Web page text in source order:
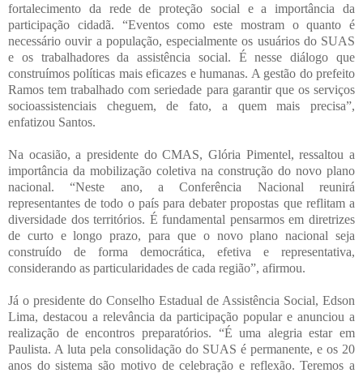
fortalecimento da rede de proteção social e a importância da
participação cidadã. “Eventos como este mostram o quanto é
necessário ouvir a população, especialmente os usuários do SUAS
e os trabalhadores da assistência social. É nesse diálogo que
construímos políticas mais eficazes e humanas. A gestão do prefeito
Ramos tem trabalhado com seriedade para garantir que os serviços
socioassistenciais cheguem, de fato, a quem mais precisa”,
enfatizou Santos.
Na ocasião, a presidente do CMAS, Glória Pimentel, ressaltou a
importância da mobilização coletiva na construção do novo plano
nacional. “Neste ano, a Conferência Nacional reunirá
representantes de todo o país para debater propostas que reflitam a
diversidade dos territórios. É fundamental pensarmos em diretrizes
de curto e longo prazo, para que o novo plano nacional seja
construído de forma democrática, efetiva e representativa,
considerando as particularidades de cada região”, afirmou.
Já o presidente do Conselho Estadual de Assistência Social, Edson
Lima, destacou a relevância da participação popular e anunciou a
realização de encontros preparatórios. “É uma alegria estar em
Paulista. A luta pela consolidação do SUAS é permanente, e os 20
anos do sistema são motivo de celebração e reflexão. Teremos a